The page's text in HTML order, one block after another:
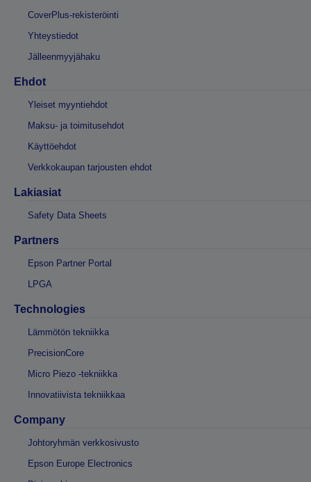
CoverPlus-rekisteröinti
Yhteystiedot
Jälleenmyyjähaku
Ehdot
Yleiset myyntiehdot
Maksu- ja toimitusehdot
Käyttöehdot
Verkkokaupan tarjousten ehdot
Lakiasiat
Safety Data Sheets
Partners
Epson Partner Portal
LPGA
Technologies
Lämmötön tekniikka
PrecisionCore
Micro Piezo -tekniikka
Innovatiivista tekniikkaa
Company
Johtoryhmän verkkosivusto
Epson Europe Electronics